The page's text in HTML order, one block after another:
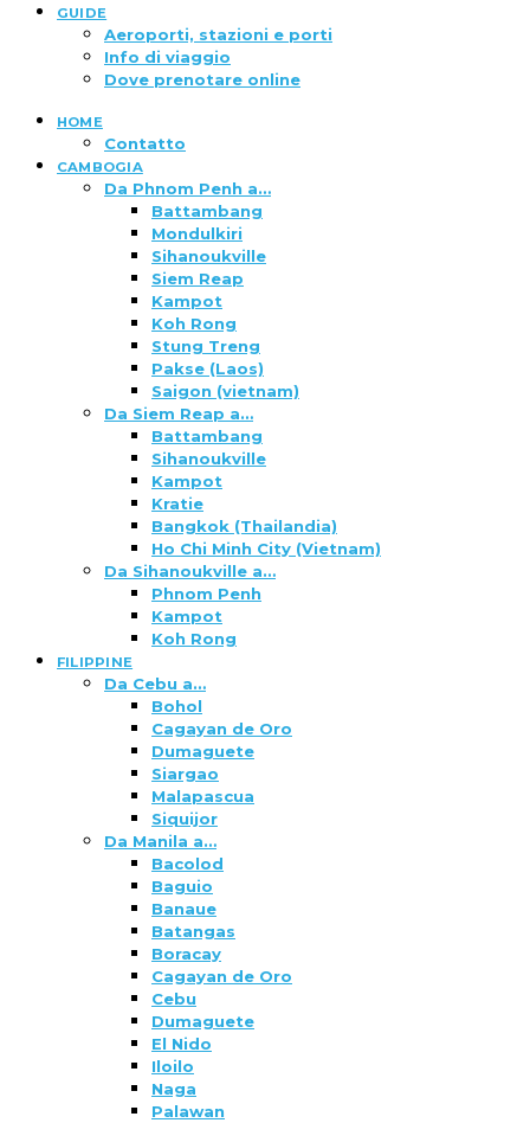
GUIDE
Aeroporti, stazioni e porti
Info di viaggio
Dove prenotare online
HOME
Contatto
CAMBOGIA
Da Phnom Penh a…
Battambang
Mondulkiri
Sihanoukville
Siem Reap
Kampot
Koh Rong
Stung Treng
Pakse (Laos)
Saigon (vietnam)
Da Siem Reap a…
Battambang
Sihanoukville
Kampot
Kratie
Bangkok (Thailandia)
Ho Chi Minh City (Vietnam)
Da Sihanoukville a…
Phnom Penh
Kampot
Koh Rong
FILIPPINE
Da Cebu a…
Bohol
Cagayan de Oro
Dumaguete
Siargao
Malapascua
Siquijor
Da Manila a…
Bacolod
Baguio
Banaue
Batangas
Boracay
Cagayan de Oro
Cebu
Dumaguete
El Nido
Iloilo
Naga
Palawan